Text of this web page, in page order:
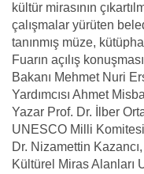
kültür mirasının
çalışmalar yürüten
tanınmış müze,
Fuarın açılış
Bakanı Mehmet Nuri
Yardımcısı Ahmet
Yazar Prof. Dr. İlber
UNESCO Milli
Dr. Nizamettin
Kültürel Miras Alanları